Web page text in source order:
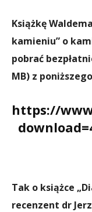
Książkę
kamieniu” o
pobrać
MB) z
https://
Tak o książce
recenzent dr